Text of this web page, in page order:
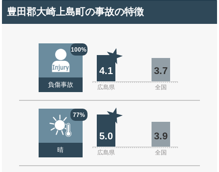
豊田郡大崎上島町の事故の特徴
100%
負傷事故
4.1 3.7
広島県 全国
77%
晴
5.0 3.9
広島県 全国